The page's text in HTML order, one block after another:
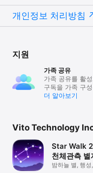
개인정보 처리방침
지원
가족 공유
가족 공유를 활
구독을 가족 구
더 알⁠아⁠보⁠기
Vito Technology
Star Walk
천체관측 별
어플
밤하늘 별, 행성